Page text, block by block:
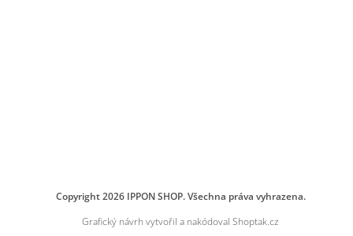
Copyright 2026 IPPON SHOP. Všechna práva vyhrazena.
Grafický návrh vytvořil a nakódoval Shoptak.cz